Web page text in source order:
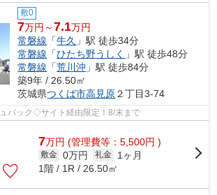
敷0
7万円～7.1万円
常磐線 「牛久 」駅 徒歩34分
常磐線 「ひたち野うしく
」駅 徒歩48分
常磐線 「荒川沖 」駅 徒歩84分
築9年 / 26.50㎡
茨城県つくば市高見原２丁目3-74
バック◇サイト経由限定！8/末まで
7万円 (管理費等：5,500円 )
敷金 0万円 礼金
1ヶ月
1階 / 1R / 26.50㎡